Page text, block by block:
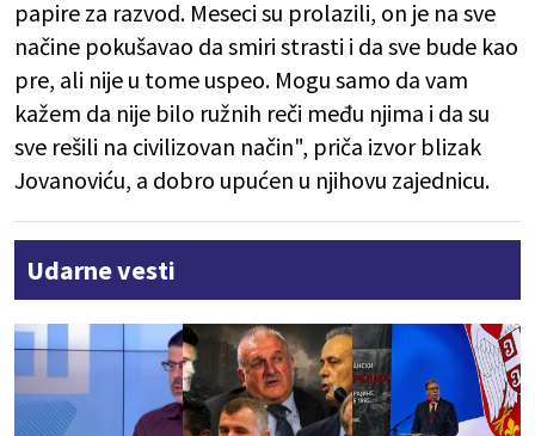
papire za razvod. Meseci su prolazili, on je na sve
načine pokušavao da smiri strasti i da sve bude kao
pre, ali nije u tome uspeo. Mogu samo da vam
kažem da nije bilo ružnih reči među njima i da su
sve rešili na civilizovan način", priča izvor blizak
Jovanoviću, a dobro upućen u njihovu zajednicu.
Udarne vesti